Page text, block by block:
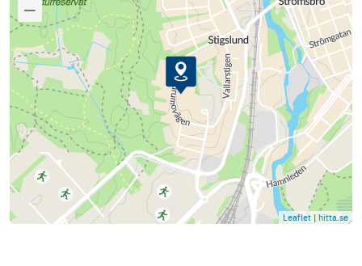
Leaflet | hitta.se